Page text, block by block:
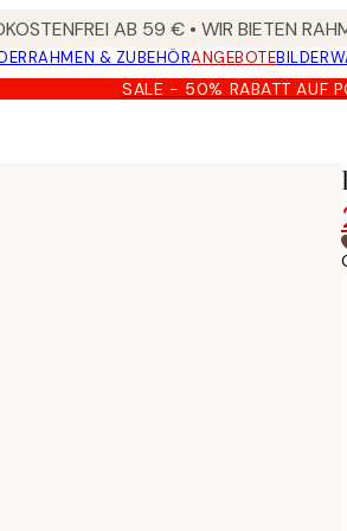
AB 59 € • WIR BIETEN
RAHMEN & ZUBEHÖRANGEBOTE
SALE - 50% RABATT AUF